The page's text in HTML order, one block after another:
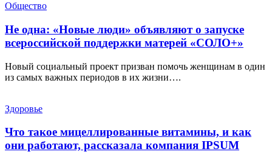
Общество
Не одна: «Новые люди» объявляют о запуске
всероссийской поддержки матерей «СОЛО+»
Новый социальный проект призван помочь женщинам в один
из самых важных периодов в их жизни….
Здоровье
Что такое мицеллированные витамины, и как
они работают, рассказала компания IPSUM